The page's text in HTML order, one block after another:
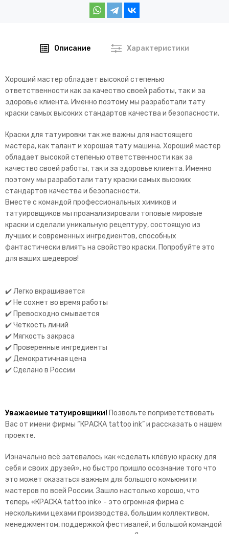
Описание Характеристики
Хороший мастер обладает высокой степенью
ответственности как за качество своей работы, так и за
здоровье клиента. Именно поэтому мы разработали тату
краски самых высоких стандартов качества и безопасности.
Краски для татуировки так же важны для настоящего
мастера, как талант и хорошая тату машина. Хороший мастер
обладает высокой степенью ответственности как за
качество своей работы, так и за здоровье клиента. Именно
поэтому мы разработали тату краски самых высоких
стандартов качества и безопасности.
Вместе с командой профессиональных химиков и
татуировщиков мы проанализировали топовые мировые
краски и сделали уникальную рецептуру, состоящую из
лучших и современных ингредиентов, способных
фантастически влиять на свойство краски. Попробуйте это
для ваших шедевров!
✔️ Легко вкрашивается
✔️ Не сохнет во время работы
✔️ Превосходно смывается
✔️ Четкость линий
✔️ Мягкость закраса
✔️ Проверенные ингредиенты
✔️ Демократичная цена
✔️ Сделано в России
Уважаемые татуировщики! Позвольте поприветствовать
Вас от имени фирмы “КРАСКА tattoo ink” и рассказать о нашем
проекте.
Изначально всё затевалось как «сделать клёвую краску для
себя и своих друзей», но быстро пришло осознание того что
это может оказаться важным для большого комьюнити
мастеров по всей России. Зашло настолько хорошо, что
теперь «КРАСКА tattoo ink» - это огромная фирма с
несколькими цехами производства, большим коллективом,
менеджментом, поддержкой фестивалей, и большой командой